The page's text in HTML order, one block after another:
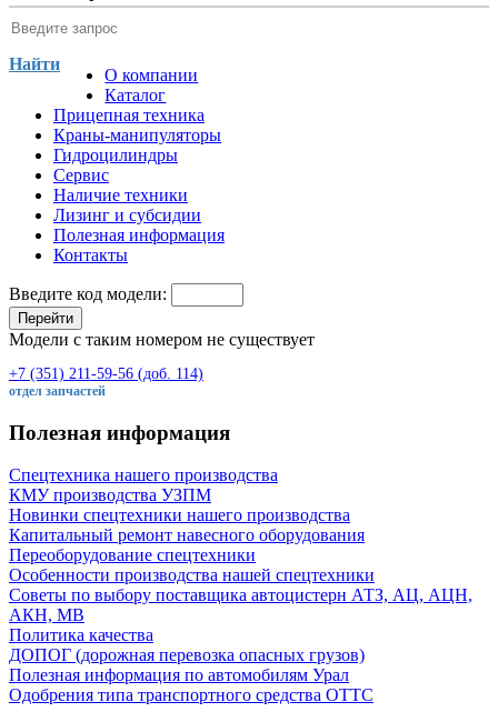
Найти
О компании
Каталог
Прицепная техника
Краны-манипуляторы
Гидроцилиндры
Сервис
Наличие техники
Лизинг и субсидии
Полезная информация
Контакты
Введите код модели:
Перейти
Модели с таким номером не существует
+7 (351) 211-59-56 (доб. 114)
отдел запчастей
Полезная информация
Спецтехника нашего производства
КМУ производства УЗПМ
Новинки спецтехники нашего производства
Капитальный ремонт навесного оборудования
Переоборудование спецтехники
Особенности производства нашей спецтехники
Советы по выбору поставщика автоцистерн АТЗ, АЦ, АЦН,
АКН, МВ
Политика качества
ДОПОГ (дорожная перевозка опасных грузов)
Полезная информация по автомобилям Урал
Одобрения типа транспортного средства ОТТС